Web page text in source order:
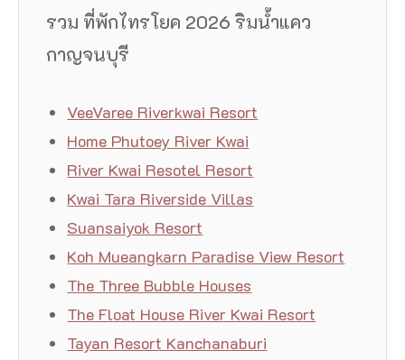
รวม ที่พักไทรโยค 2026 ริมน้ำแคว
กาญจนบุรี
VeeVaree Riverkwai Resort
Home Phutoey River Kwai
River Kwai Resotel Resort
Kwai Tara Riverside Villas
Suansaiyok Resort
Koh Mueangkarn Paradise View Resort
The Three Bubble Houses
The Float House River Kwai Resort
Tayan Resort Kanchanaburi